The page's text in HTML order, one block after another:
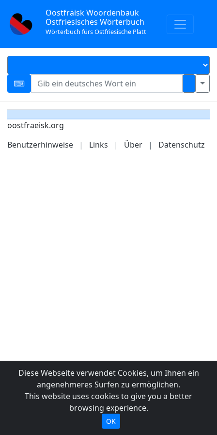
Oostfräisk Woordenbauk
Ostfriesisches Wörterbuch
Wörterbuch fürs Ostfriesische Platt
oostfraeisk.org
Benutzerhinweise
| Links | Über | Datenschutz
Diese Webseite verwendet Cookies, um Ihnen ein
angenehmeres Surfen zu ermöglichen.
This website uses cookies to give you a better
browsing experience.
OK